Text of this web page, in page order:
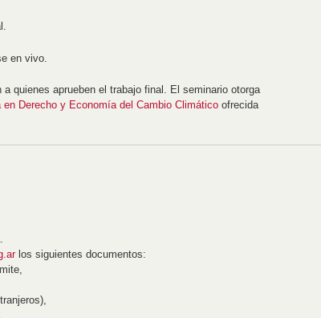
en vivo.
quienes aprueben el trabajo final. El seminario otorga
en Derecho y Economía del Cambio Climático ofrecida
los siguientes documentos: